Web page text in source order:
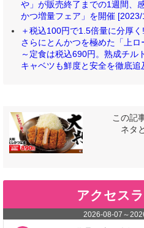
や」が販売終了までの1週間、
かつ増量フェア」を開催
＋税込100円で1.5倍量に分厚
さらにとんかつを極めた「上
～定食は税込690円。熟成チル
キャベツも鮮度と安全を徹底
この記
ネタ
アクセス
2026-08-07 ～